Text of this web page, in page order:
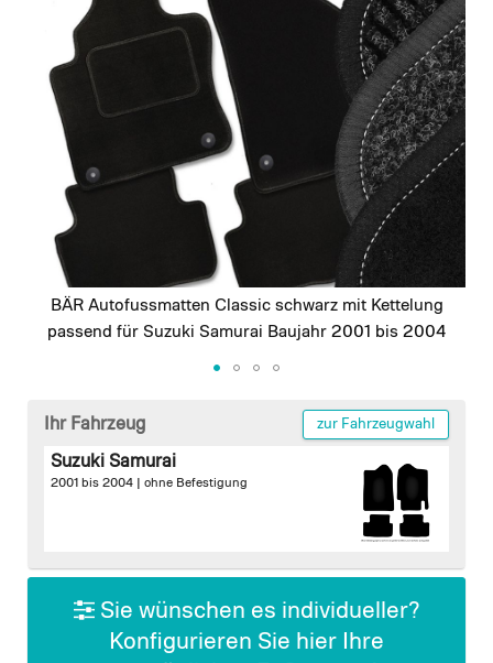
images
gallery
BÄR Autofussmatten Classic schwarz mit Kettelung
passend für Suzuki Samurai Baujahr 2001 bis 2004
beginning
gallery
Ihr Fahrzeug zur Fahrzeugwahl
Suzuki Samurai
2001 bis 2004 | ohne Befestigung
Sie wünschen es individueller?
Konfigurieren Sie hier Ihre